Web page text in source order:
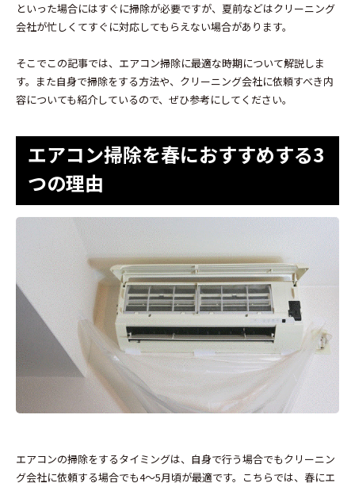
といった場合にはすぐに掃除が必要ですが、夏前などはクリーニング
会社が忙しくてすぐに対応してもらえない場合があります。
そこでこの記事では、エアコン掃除に最適な時期について解説しま
す。また自身で掃除をする方法や、クリーニング会社に依頼すべき内
容についても紹介しているので、ぜひ参考にしてください。
エアコン掃除を春におすすめする3
つの理由
エアコンの掃除をするタイミングは、自身で行う場合でもクリーニン
グ会社に依頼する場合でも4〜5月頃が最適です。こちらでは、春にエ